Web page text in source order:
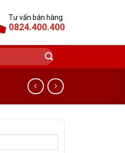
Tư vấn bán hàng
0824.400.400